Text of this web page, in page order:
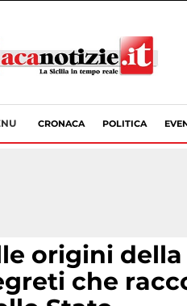
CRONACA POLITICA
origini
che